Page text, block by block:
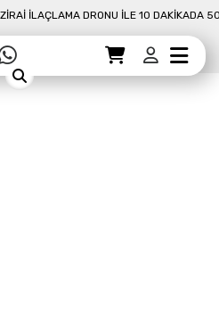
YENI AGROTOD S70 ZIRAI İLAÇLAMA
Sepet Ödemeye Geç